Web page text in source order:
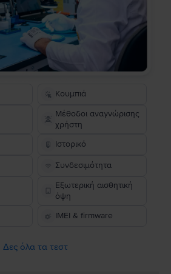
Κουμπιά
Μέθοδοι αναγνώρισης
χρήστη
Ιστορικό
Συνδεσιμότητα
Εξωτερική αισθητική
όψη
IMEI & firmware
Δες όλα τα τεστ